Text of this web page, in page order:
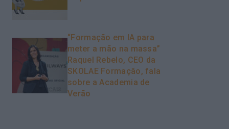
“Formação em IA para
meter a mão na massa”
Raquel Rebelo, CEO da
SKOLAE Formação, fala
sobre a Academia de
Verão